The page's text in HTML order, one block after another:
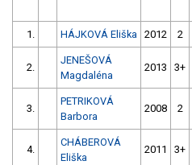
1. HÁJKOVÁ Eliška 2012 2
2.
JENEŠOVÁ
Magdaléna
2013 3+
3.
PETRIKOVÁ
Barbora
2008 2
4.
CHÁBEROVÁ
Eliška
2011 3+